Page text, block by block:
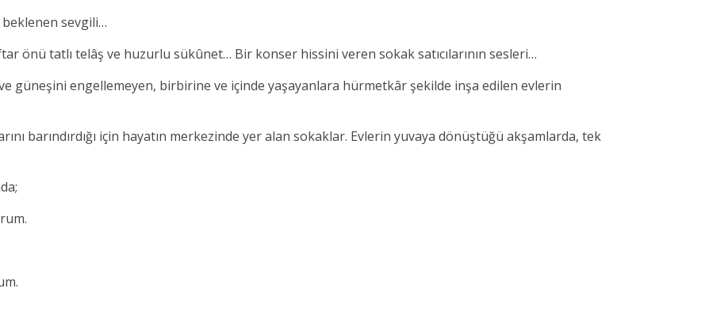
beklenen sevgili…
önü tatlı telâş ve huzurlu sükûnet… Bir konser hissini veren sokak satıcılarının sesleri…
güneşini engellemeyen, birbirine ve içinde yaşayanlara hürmetkâr şekilde inşa edilen evlerin
barındırdığı için hayatın merkezinde yer alan sokaklar. Evlerin yuvaya dönüştüğü akşamlarda, tek